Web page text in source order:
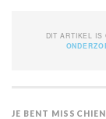
DIT ARTIKEL
JE BENT